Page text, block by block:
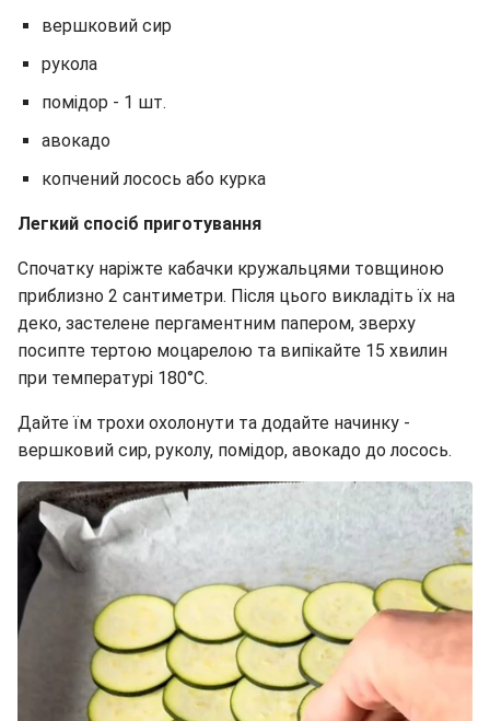
вершковий сир
рукола
помідор - 1 шт.
авокадо
копчений лосось або курка
Легкий спосіб приготування
Спочатку наріжте кабачки кружальцями товщиною
приблизно 2 сантиметри. Після цього викладіть їх на
деко, застелене пергаментним папером, зверху
посипте тертою моцарелою та випікайте 15 хвилин
при температурі 180°C.
Дайте їм трохи охолонути та додайте начинку -
вершковий сир, руколу, помідор, авокадо до лосось.